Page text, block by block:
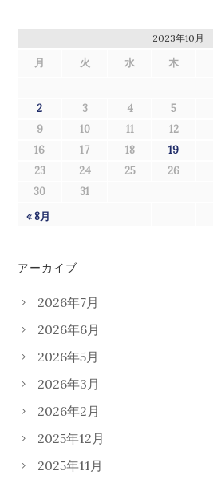
2023年10月
月 火 水 木
« 8月
2
3 4 5
9
10 11 12
16
17 18 19
23
24 25 26
30
31
アーカイブ
2026年7月
2026年6月
2026年5月
2026年3月
2026年2月
2025年12月
2025年11月